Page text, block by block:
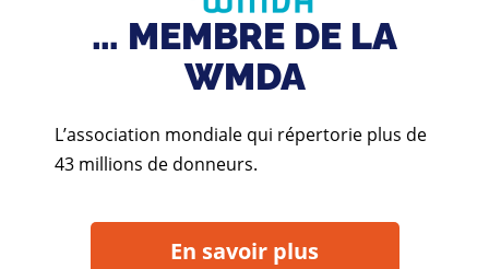
… MEMBRE DE LA
WMDA
L’association mondiale qui répertorie plus de
43 millions de donneurs.
En savoir plus